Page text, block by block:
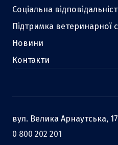
Соціальна
Підтримка ветеринарної
Новини
Контакти
вул. Велика Арнаутська,
0 800 202 201